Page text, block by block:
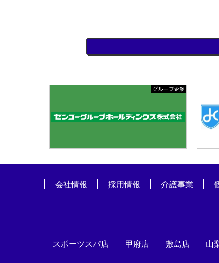
会社情報 採用情報 介護事業
スポーツスパ店 甲府店 敷島店 山